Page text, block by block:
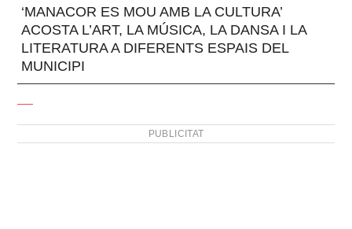
‘MANACOR ES MOU AMB LA CULTURA’
ACOSTA L’ART, LA MÚSICA, LA DANSA I LA
LITERATURA A DIFERENTS ESPAIS DEL
MUNICIPI
PUBLICITAT